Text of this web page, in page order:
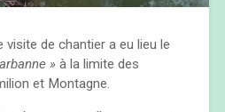
visite de chantier a eu lieu le
» à la limite des
et Montagne.